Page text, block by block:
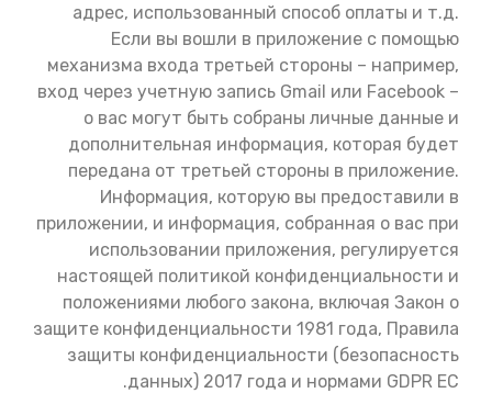
адрес, использованный способ оплаты и т.д.
Если вы вошли в приложение с помощью
механизма входа третьей стороны – например,
вход через учетную запись Gmail или Facebook –
о вас могут быть собраны личные данные и
дополнительная информация, которая будет
передана от третьей стороны в приложение.
Информация, которую вы предоставили в
приложении, и информация, собранная о вас при
использовании приложения, регулируется
настоящей политикой конфиденциальности и
положениями любого закона, включая Закон о
защите конфиденциальности 1981 года, Правила
защиты конфиденциальности (безопасность
данных) 2017 года и нормами GDPR ЕС.